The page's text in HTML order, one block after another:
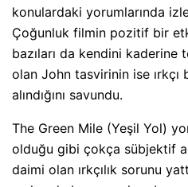
konulardaki yorumlarında
Çoğunluk filmin pozitif bir
bazıları da kendini
olan John tasvirinin ise ırkçı
alındığını savundu.
The Green Mile (Yeşil Yol)
olduğu gibi çokça sübjektif
daimi olan ırkçılık sorunu